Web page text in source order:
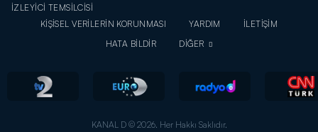
İZLEYİCİ TEMSİLCİSİ
KİŞİSEL VERİLERİN KORUNMASI
YARDIM
İLETİŞİM
HATA BİLDİR
DİĞER
KANAL D © 2026. Her Hakkı Saklıdır.